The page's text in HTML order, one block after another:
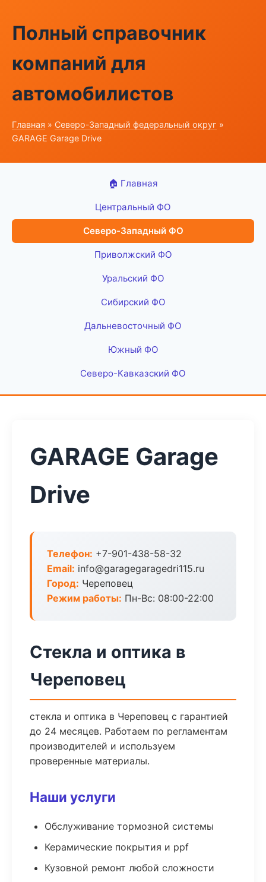
Полный справочник
компаний для
автомобилистов
Главная » Северо-Западный федеральный округ »
GARAGE Garage Drive
🏠 Главная
Центральный ФО
Северо-Западный ФО
Приволжский ФО
Уральский ФО
Сибирский ФО
Дальневосточный ФО
Южный ФО
Северо-Кавказский ФО
GARAGE Garage
Drive
Телефон: +7-901-438-58-32
Email: info@garagegaragedri115.ru
Город: Череповец
Режим работы: Пн-Вс: 08:00-22:00
Стекла и оптика в
Череповец
стекла и оптика в Череповец с гарантией
до 24 месяцев. Работаем по регламентам
производителей и используем
проверенные материалы.
Наши услуги
Обслуживание тормозной системы
Керамические покрытия и ppf
Кузовной ремонт любой сложности